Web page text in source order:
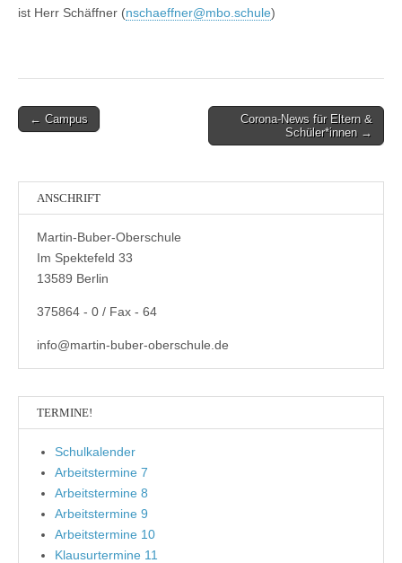
ist Herr Schäffner (nschaeffner@mbo.schule)
Post← Campus
Corona-News für Eltern &
Schüler*innen →
ANSCHRIFT
Martin-Buber-Oberschule
Im Spektefeld 33
13589 Berlin
375864 - 0 / Fax - 64
info@martin-buber-oberschule.de
TERMINE!
Schulkalender
Arbeitstermine 7
Arbeitstermine 8
Arbeitstermine 9
Arbeitstermine 10
Klausurtermine 11